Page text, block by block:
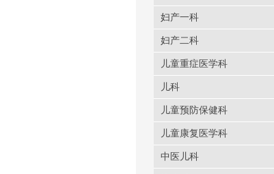
妇产一科
妇产二科
儿童重症医学科
儿科
儿童预防保健科
儿童康复医学科
中医儿科